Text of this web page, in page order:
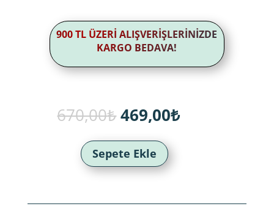
900 TL ÜZERİ ALIŞVERİŞLERİNİZDE
KARGO BEDAVA!
670,00₺Orijinal
fiyat:
670,00₺.
469,00₺Şu
Sepete Ekle